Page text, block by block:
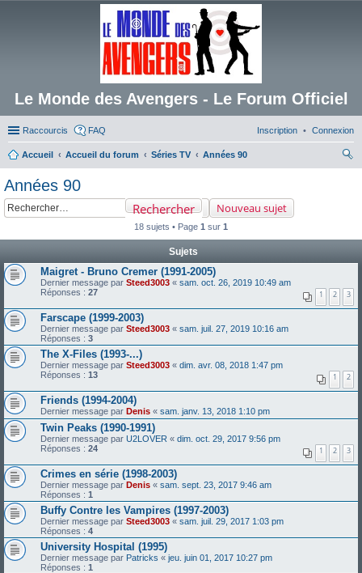
Le Monde des Avengers - Le Forum Officiel
Raccourcis FAQ Connexion
Inscription
Accueil Accueil du forum Séries TV
Années 90
Années 90
Nouveau sujet
Rechercher
18 sujets • Page 1 sur 1
Sujets
Maigret - Bruno Cremer (1991-2005)
Dernier message par Steed3003 « sam. oct. 26, 2019 10:49 am
Réponses : 27 1 2 3
Farscape (1999-2003)
Dernier message par Steed3003 « sam. juil. 27, 2019 10:16 am
Réponses : 3
The X-Files (1993-...)
Dernier message par Steed3003 « dim. avr. 08, 2018 1:47 pm
Réponses : 13 1 2
Friends (1994-2004)
Dernier message par Denis « sam. janv. 13, 2018 1:10 pm
Twin Peaks (1990-1991)
Dernier message par U2LOVER « dim. oct. 29, 2017 9:56 pm
Réponses : 24 1 2 3
Crimes en série (1998-2003)
Dernier message par Denis « sam. sept. 23, 2017 9:46 am
Réponses : 1
Buffy Contre les Vampires (1997-2003)
Dernier message par Steed3003 « sam. juil. 29, 2017 1:03 pm
Réponses : 4
University Hospital (1995)
Dernier message par Patricks « jeu. juin 01, 2017 10:27 pm
Réponses : 1